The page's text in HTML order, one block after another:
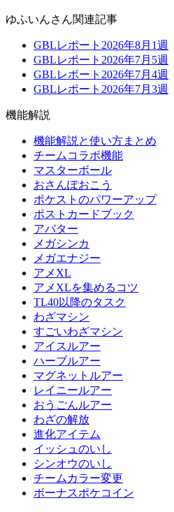
ゆふいんさん関連記事
GBLレポート2026年8月1週
GBLレポート2026年7月5週
GBLレポート2026年7月4週
GBLレポート2026年7月3週
機能解説
機能解説と使い方まとめ
チームコラボ機能
マスターボール
おさんぽおこう
ポケストのパワーアップ
ポストカードブック
アバター
メガシンカ
メガエナジー
アメXL
アメXLを集めるコツ
TL40以降のタスク
わざマシン
すごいわざマシン
アイスルアー
ハーブルアー
マグネットルアー
レイニールアー
おうごんルアー
わざの解放
進化アイテム
イッシュのいし
シンオウのいし
チームカラー変更
ボーナスポケコイン